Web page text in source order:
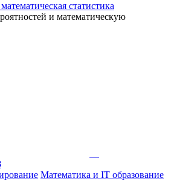
статистика
и математическую
Математика и IT образование